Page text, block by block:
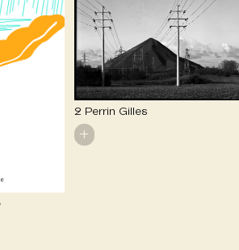
2 Perrin Gilles
+